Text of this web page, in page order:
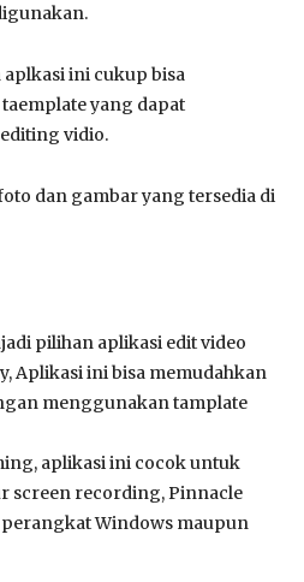
ini cukup bisa
yang dapat
vidio.
dan gambar yang tersedia di
pilihan aplikasi edit video
Aplikasi ini bisa memudahkan
menggunakan tamplate
aplikasi ini cocok untuk
screen recording, Pinnacle
Windows maupun